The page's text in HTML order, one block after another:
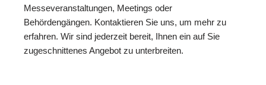
Messeveranstaltungen, Meetings oder
Behördengängen. Kontaktieren Sie uns, um mehr zu
erfahren. Wir sind jederzeit bereit, Ihnen ein auf Sie
zugeschnittenes Angebot zu unterbreiten.